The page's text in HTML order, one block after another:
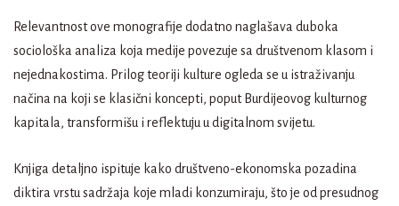
Relevantnost ove monografije dodatno naglašava duboka
sociološka analiza koja medije povezuje sa društvenom klasom i
nejednakostima. Prilog teoriji kulture ogleda se u istraživanju
načina na koji se klasični koncepti, poput Burdijeovog kulturnog
kapitala, transformišu i reflektuju u digitalnom svijetu.
Knjiga detaljno ispituje kako društveno-ekonomska pozadina
diktira vrstu sadržaja koje mladi konzumiraju, što je od presudnog